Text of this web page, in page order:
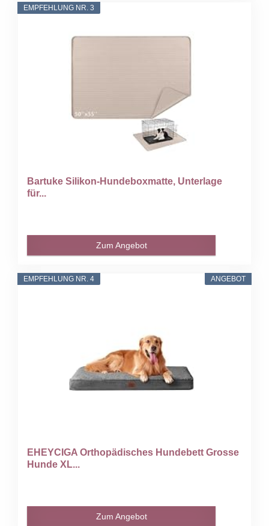
EMPFEHLUNG NR. 3
Bartuke Silikon-Hundeboxmatte, Unterlage
für...
Zum Angebot
ANGEBOT
EMPFEHLUNG NR. 4
EHEYCIGA Orthopädisches Hundebett Grosse
Hunde XL...
Zum Angebot